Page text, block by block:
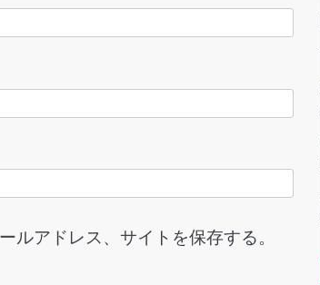
アドレス、サイトを保存する。